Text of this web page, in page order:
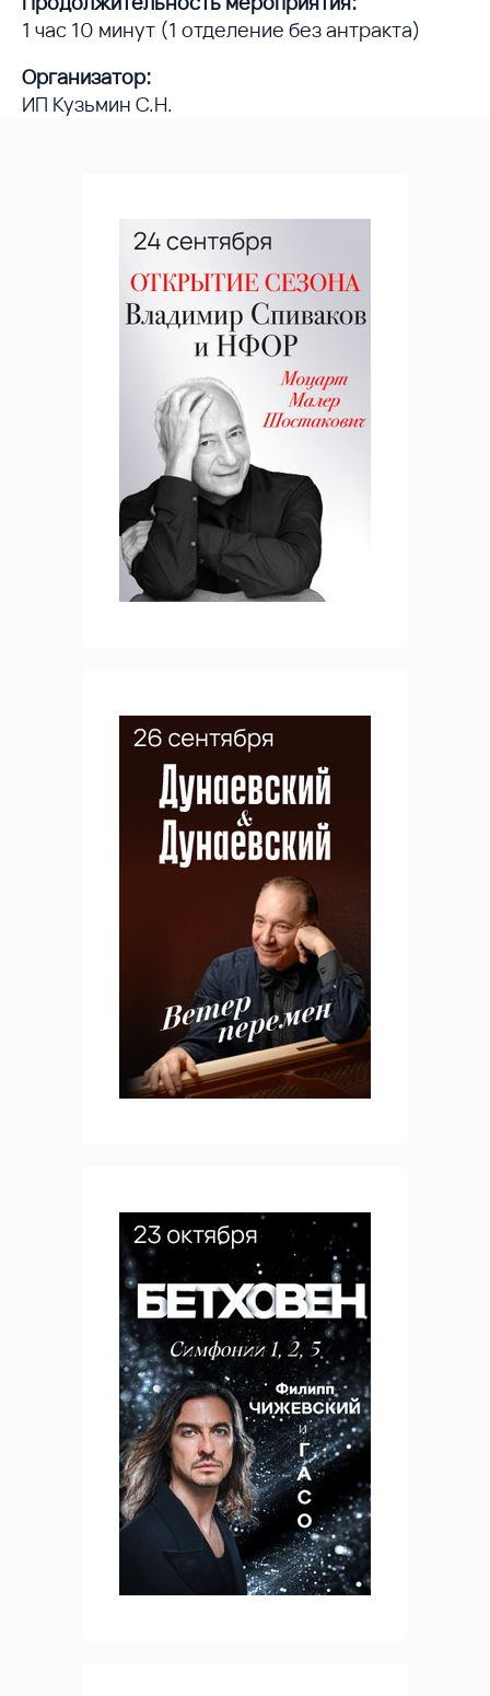
1 час 10 минут (1 отделение без антракта)
Организатор:
ИП Кузьмин С.Н.